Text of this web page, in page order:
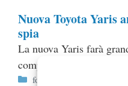
Nuova Toyota Yaris
spia
La nuova Yaris farà
componenti del modello
Categorie
foto spia